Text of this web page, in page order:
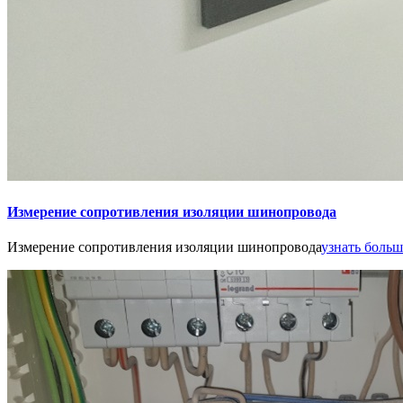
Измерение сопротивления изоляции шинопровода
Измерение сопротивления изоляции шинопроводаузнать